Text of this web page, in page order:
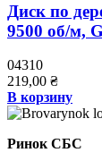
Диск по
9500 об/м,
04310
219,00 ₴
В корзину
Ринок СБС